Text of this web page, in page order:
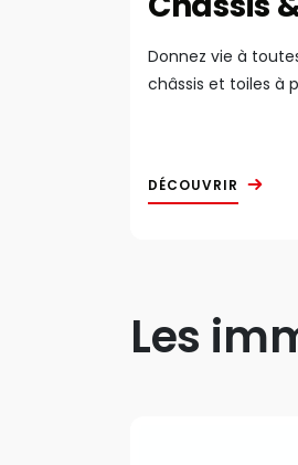
Donnez vie à
châssis et toiles à
DÉCOUVRIR
Les